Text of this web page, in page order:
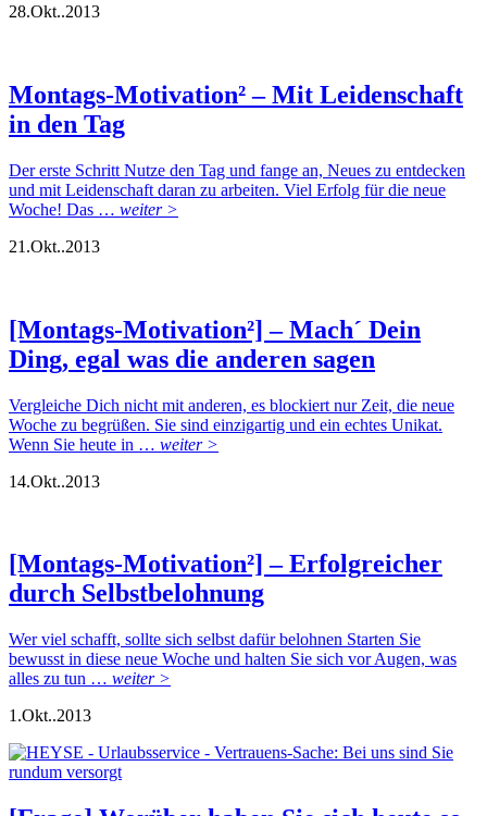
28.Okt..2013
Montags-Motivation² – Mit Leidenschaft
in den Tag
Der erste Schritt Nutze den Tag und fange an, Neues zu entdecken
und mit Leidenschaft daran zu arbeiten. Viel Erfolg für die neue
Woche! Das … weiter >
21.Okt..2013
[Montags-Motivation²] – Mach´ Dein
Ding, egal was die anderen sagen
Vergleiche Dich nicht mit anderen, es blockiert nur Zeit, die neue
Woche zu begrüßen. Sie sind einzigartig und ein echtes Unikat.
Wenn Sie heute in … weiter >
14.Okt..2013
[Montags-Motivation²] – Erfolgreicher
durch Selbstbelohnung
Wer viel schafft, sollte sich selbst dafür belohnen Starten Sie
bewusst in diese neue Woche und halten Sie sich vor Augen, was
alles zu tun … weiter >
1.Okt..2013